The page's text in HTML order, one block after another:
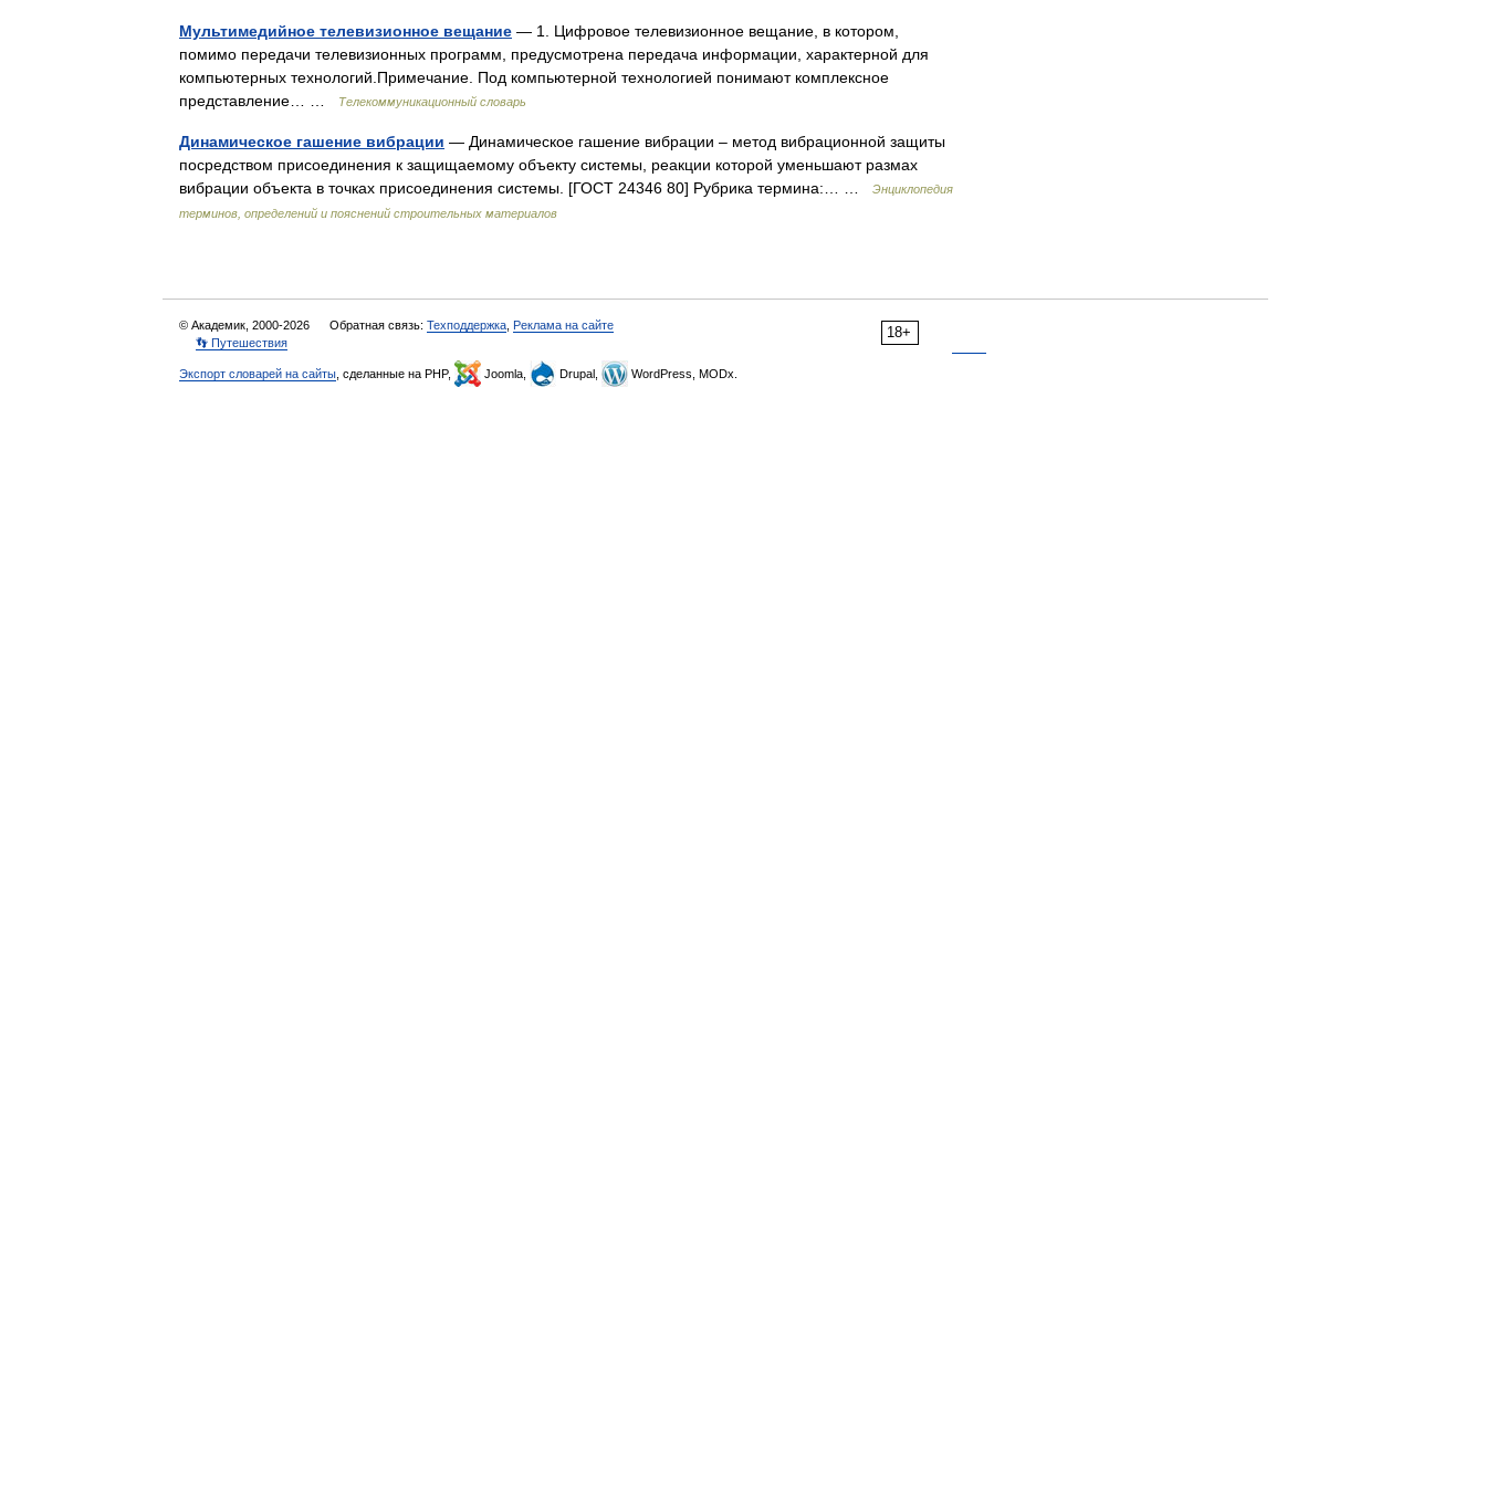
Мультимедийное телевизионное вещание — 1. Цифровое телевизионное вещание, в котором,
помимо передачи телевизионных программ, предусмотрена передача информации, характерной для
компьютерных технологий.Примечание. Под компьютерной технологией понимают комплексное
представление… …
Телекоммуникационный словарь
Динамическое гашение вибрации — Динамическое гашение вибрации – метод вибрационной защиты
посредством присоединения к защищаемому объекту системы, реакции которой уменьшают размах
вибрации объекта в точках присоединения системы. [ГОСТ 24346 80] Рубрика термина:… …
Энциклопедия
терминов, определений и пояснений строительных материалов
18+
© Академик, 2000-2026 Обратная связь: Техподдержка Реклама на сайте
👣 Путешествия
Экспорт словарей на сайты , сделанные на PHP, Joomla, Drupal, WordPress, MODx.